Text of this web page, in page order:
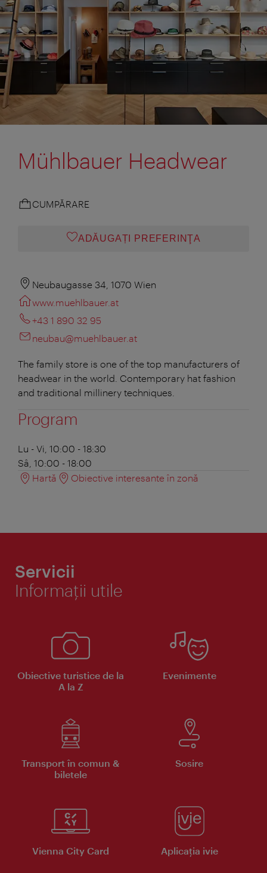
Mühlbauer Headwear
CUMPĂRARE
ADĂUGAȚI PREFERINŢA
Neubaugasse 34, 1070 Wien
www.muehlbauer.at
+43 1 890 32 95
neubau@muehlbauer.at
The family store is one of the top manufacturers of
headwear in the world. Contemporary hat fashion
and traditional millinery techniques.
Program
Lu - Vi, 10:00 - 18:30
Sâ, 10:00 - 18:00
Hartă
Obiective interesante în zonă
Servicii
Informaţii utile
Obiective turistice de la
A la Z
Evenimente
Transport în comun &
biletele
Sosire
Vienna City Card Aplicaţia ivie